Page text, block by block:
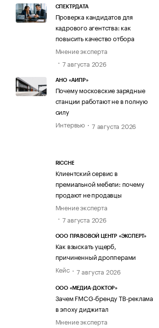
СПЕКТРДАТА
Проверка кандидатов для
кадрового агентства: как
повысить качество отбора
Мнение эксперта
7 августа 2026
АНО «АИПР»
Почему московские зарядные
станции работают не в полную
силу
Интервью
7 августа 2026
RICCHE
Клиентский сервис в
премиальной мебели: почему
продают не продавцы
Мнение эксперта
7 августа 2026
ООО ПРАВОВОЙ ЦЕНТР «ЭКСПЕРТ»
Как взыскать ущерб,
причиненный дропперами
Кейс
7 августа 2026
ООО «МЕДИА-ДОКТОР»
Зачем FMCG-бренду ТВ-реклама
в эпоху диджитал
Мнение эксперта